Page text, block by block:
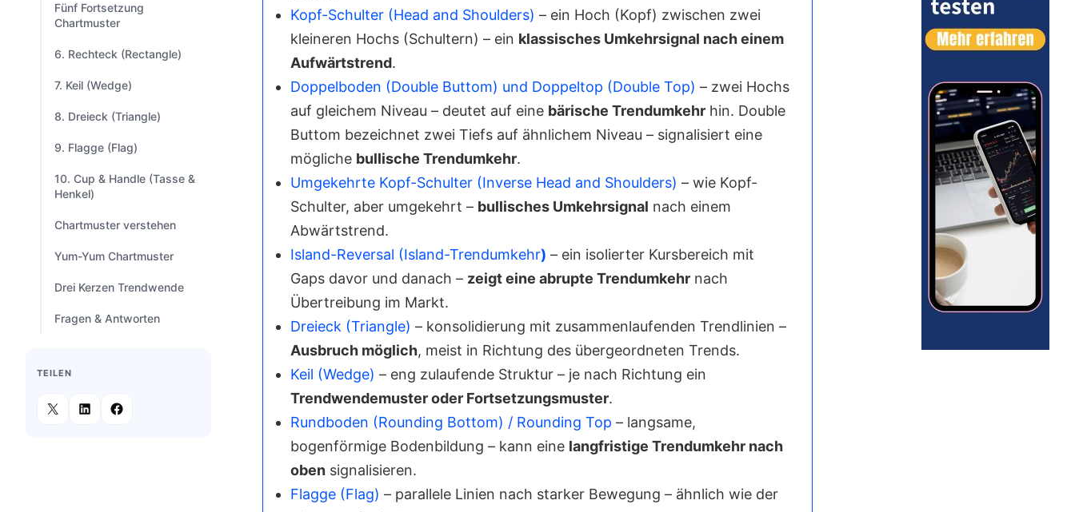
Kopf-Schulter (Head and Shoulders) – ein Hoch (Kopf) zwischen zwei
kleineren Hochs (Schultern) – ein klassisches Umkehrsignal nach einem
Aufwärtstrend.
Doppelboden (Double Buttom) und Doppeltop (Double Top) – zwei Hochs
auf gleichem Niveau – deutet auf eine bärische Trendumkehr hin. Double
Buttom bezeichnet zwei Tiefs auf ähnlichem Niveau – signalisiert eine
mögliche bullische Trendumkehr.
Umgekehrte Kopf-Schulter (Inverse Head and Shoulders) – wie Kopf-
Schulter, aber umgekehrt – bullisches Umkehrsignal nach einem
Abwärtstrend.
Island-Reversal (Island-Trendumkehr) – ein isolierter Kursbereich mit
Gaps davor und danach – zeigt eine abrupte Trendumkehr nach
Übertreibung im Markt.
Dreieck (Triangle) – konsolidierung mit zusammenlaufenden Trendlinien –
Ausbruch möglich, meist in Richtung des übergeordneten Trends.
Keil (Wedge) – eng zulaufende Struktur – je nach Richtung ein
Trendwendemuster oder Fortsetzungsmuster.
Rundboden (Rounding Bottom) / Rounding Top – langsame,
bogenförmige Bodenbildung – kann eine langfristige Trendumkehr nach
oben signalisieren.
Flagge (Flag) – parallele Linien nach starker Bewegung – ähnlich wie der
TEILEN
Fünf Fortsetzung
Chartmuster
6. Rechteck (Rectangle)
7. Keil (Wedge)
8. Dreieck (Triangle)
9. Flagge (Flag)
10. Cup & Handle (Tasse &
Henkel)
Chartmuster verstehen
Yum-Yum Chartmuster
Drei Kerzen Trendwende
Fragen & Antworten